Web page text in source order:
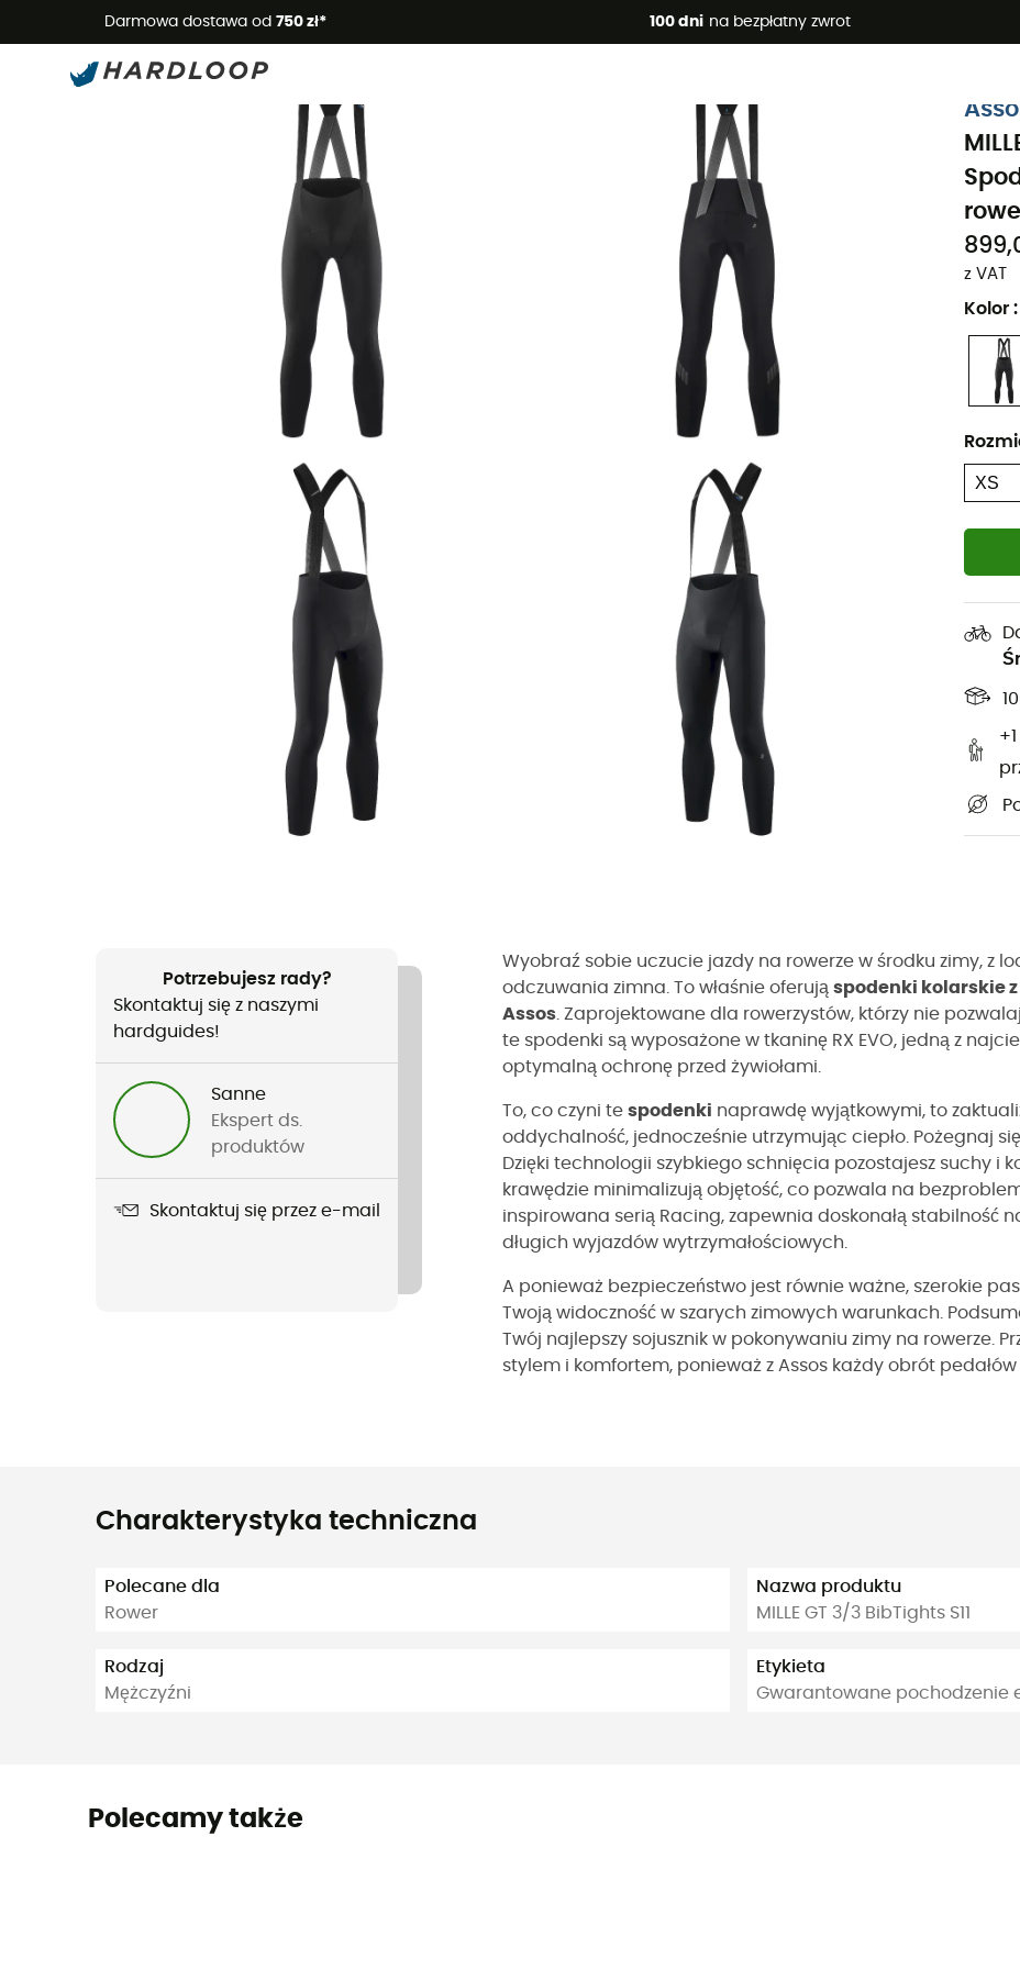
Darmowa dostawa od 750 zł* 100 dni na bezpłatny zwrot
Letnie promocje 🔥 -5% DODATKOWO przy zakupie 2 produktów*, kod
z VAT
Kolor :
Potrzebujesz rady?
Skontaktuj się z naszymi
hardguides!
Sanne
Ekspert ds.
produktów
Skontaktuj się przez e-mail
Wyobraź sobie uczucie jazdy na rowerze w środku zimy, z
odczuwania zimna. To właśnie oferują spodenki kolarskie z
Assos . Zaprojektowane dla rowerzystów, którzy nie
te spodenki są wyposażone w tkaninę RX EVO, jedną z
optymalną ochronę przed żywiołami.
To, co czyni te spodenki naprawdę wyjątkowymi, to
oddychalność, jednocześnie utrzymując ciepło. Pożegnaj
Dzięki technologii szybkiego schnięcia pozostajesz suchy i
krawędzie minimalizują objętość, co pozwala na
inspirowana serią Racing, zapewnia doskonałą stabilność
długich wyjazdów wytrzymałościowych.
A ponieważ bezpieczeństwo jest równie ważne, szerokie
Twoją widoczność w szarych zimowych warunkach.
Twój najlepszy sojusznik w pokonywaniu zimy na rowerze.
stylem i komfortem, ponieważ z Assos każdy obrót
Charakterystyka techniczna
Polecane dla
Rower
Rodzaj
Mężczyźni
Nazwa produktu
MILLE GT 3/3 BibTights S11
Etykieta
Gwarantowane pochodzenie
Polecamy także